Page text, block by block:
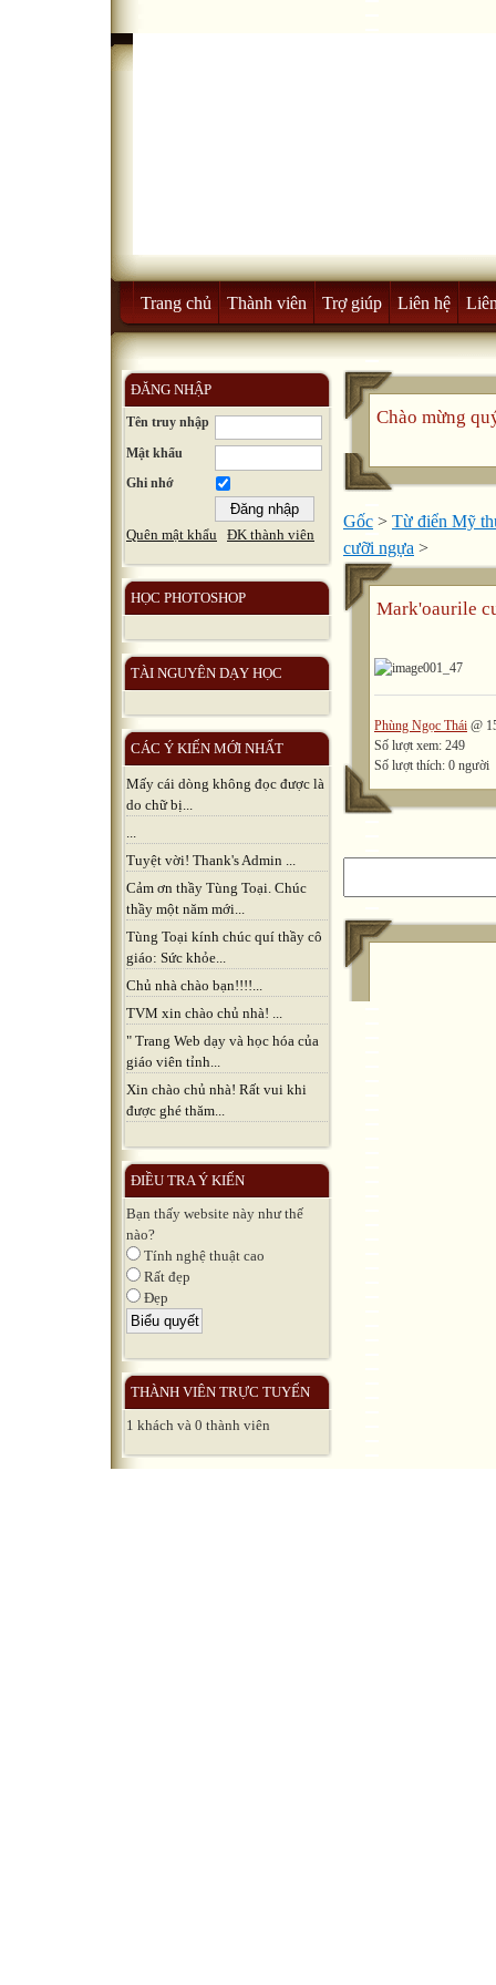
Trang chủ Thành viên Trợ giúp Liên hệ
ĐĂNG NHẬP
Tên truy nhập
Mật khẩu
Ghi nhớ
Quên mật khẩu ĐK thành viên
HỌC PHOTOSHOP
TÀI NGUYÊN DẠY HỌC
CÁC Ý KIẾN MỚI NHẤT
Mấy cái dòng không đọc được là
do chữ bị...
...
Tuyệt vời! Thank's Admin ...
Cảm ơn thầy Tùng Toại. Chúc
thầy một năm mới...
Tùng Toại kính chúc quí thầy cô
giáo: Sức khỏe...
Chủ nhà chào bạn!!!!...
TVM xin chào chủ nhà! ...
" Trang Web dạy và học hóa của
giáo viên tỉnh...
Xin chào chủ nhà! Rất vui khi
được ghé thăm...
ĐIỀU TRA Ý KIẾN
Bạn thấy website này như thế
nào?
Tính nghệ thuật cao
Rất đẹp
Đẹp
THÀNH VIÊN TRỰC TUYẾN
1 khách và 0 thành viên
Chào mừng
Gốc > Từ điển Mỹ
cưỡi ngựa >
Mark'oaurile
Phùng Ngọc Thái @
Số lượt xem: 249
Số lượt thích: 0 người